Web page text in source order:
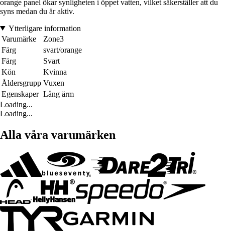
orange panel ökar synligheten i öppet vatten, vilket säkerställer att du
syns medan du är aktiv.
Ytterligare information
Varumärke
Zone3
Färg
svart/orange
Färg
Svart
Kön
Kvinna
Åldersgrupp Vuxen
Egenskaper Lång ärm
Loading...
Loading...
Alla våra varumärken